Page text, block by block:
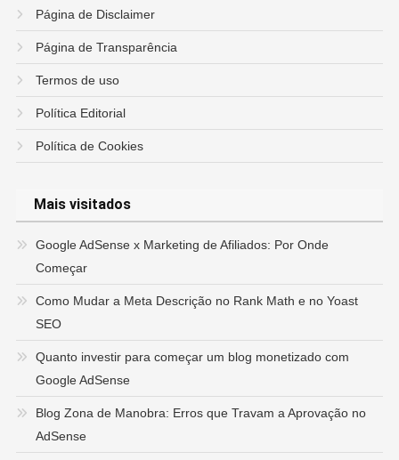
Página de Disclaimer
Página de Transparência
Termos de uso
Política Editorial
Política de Cookies
Mais visitados
Google AdSense x Marketing de Afiliados: Por Onde
Começar
Como Mudar a Meta Descrição no Rank Math e no Yoast
SEO
Quanto investir para começar um blog monetizado com
Google AdSense
Blog Zona de Manobra: Erros que Travam a Aprovação no
AdSense